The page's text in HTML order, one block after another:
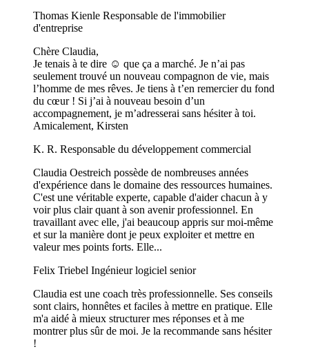
Thomas Kienle Responsable de l'immobilier
d'entreprise
Chère Claudia,
Je tenais à te dire ☺️ que ça a marché. Je n’ai pas
seulement trouvé un nouveau compagnon de vie, mais
l’homme de mes rêves. Je tiens à t’en remercier du fond
du cœur ! Si j’ai à nouveau besoin d’un
accompagnement, je m’adresserai sans hésiter à toi.
Amicalement, Kirsten
K. R. Responsable du développement commercial
Claudia Oestreich possède de nombreuses années
d'expérience dans le domaine des ressources humaines.
C'est une véritable experte, capable d'aider chacun à y
voir plus clair quant à son avenir professionnel. En
travaillant avec elle, j'ai beaucoup appris sur moi-même
et sur la manière dont je peux exploiter et mettre en
valeur mes points forts. Elle...
Felix Triebel Ingénieur logiciel senior
Claudia est une coach très professionnelle. Ses conseils
sont clairs, honnêtes et faciles à mettre en pratique. Elle
m'a aidé à mieux structurer mes réponses et à me
montrer plus sûr de moi. Je la recommande sans hésiter
!